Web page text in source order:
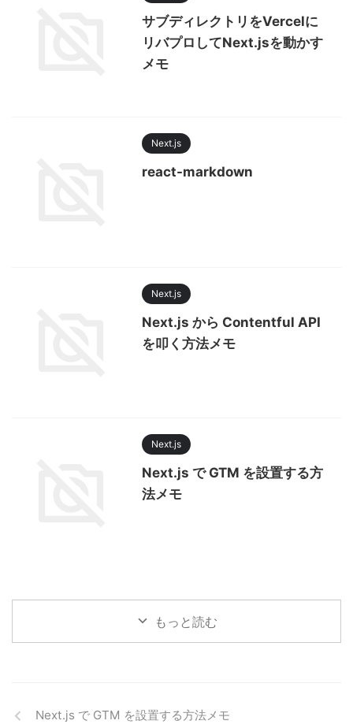
サブディレクトリをVercelに
リバプロしてNext.jsを動かす
メモ
Next.js
react-markdown
Next.js
Next.js から Contentful API
を叩く方法メモ
Next.js
Next.js で GTM を設置する方
法メモ
もっと読む
Next.js で GTM を設置する方法メモ